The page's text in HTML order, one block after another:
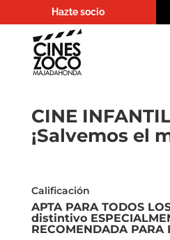
Hazte socio
CINE
¡Salvemos el
Calificación
APTA PARA TODOS
distintivo
RECOMENDADA PARA